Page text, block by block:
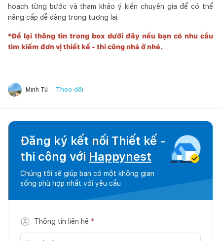
hoạch từng bước và tham khảo ý kiến chuyên gia để có thể
nâng cấp dễ dàng trong tương lai.
*Để lại thông tin trong box dưới đây nếu bạn có nhu cầu
tìm kiếm đơn vị thiết kế - thi công nhà ở nhé.
Minh Tú Theo dõi
Đăng ký kết nối Thiết kế -
thi công với Happynest
Chúng tôi sẽ giúp bạn có một không gian
sống phù hợp nhất với yêu cầu
Thông tin liên hệ *